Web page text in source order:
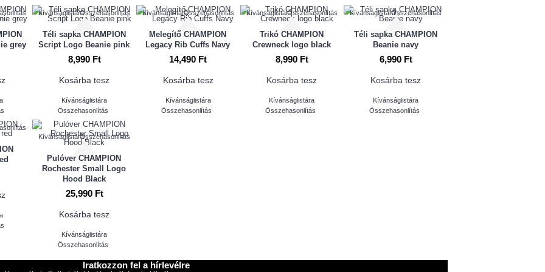
grey
KívánságlistáraÖsszehasonlítás
Téli sapka CHAMPION
Script Logo Beanie pink
8,990 Ft
Kosárba tesz
Kívánságlistára
Összehasonlítás
KívánságlistáraÖsszehasonlítás
Melegítő CHAMPION
Legacy Rib Cuffs Navy
14,490 Ft
Kosárba tesz
Kívánságlistára
Összehasonlítás
KívánságlistáraÖsszehasonlítás
Trikó CHAMPION
Crewneck logo black
8,990 Ft
Kosárba tesz
Kívánságlistára
Összehasonlítás
KívánságlistáraÖsszehasonlítás
Téli sapka CHAMPION
Beanie navy
6,990 Ft
Kosárba tesz
Kívánságlistára
Összehasonlítás
KívánságlistáraÖsszehasonlítás
Pulóver CHAMPION
Rochester Small Logo
Hood Black
25,990 Ft
Kosárba tesz
Kívánságlistára
Összehasonlítás
Iratkozzon fel a hírlevélre